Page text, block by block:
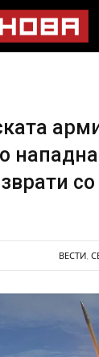
ВЕСТИ